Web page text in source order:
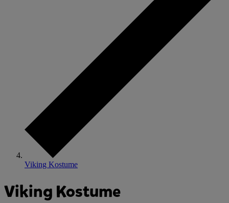
Viking Kostume
Viking Kostume